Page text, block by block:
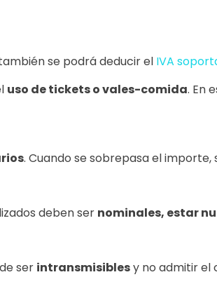
se podrá deducir el IVA
uso de tickets o vales-comida. En
. Cuando se sobrepasa el
deben ser nominales, estar
ser intransmisiblesy no admitir el